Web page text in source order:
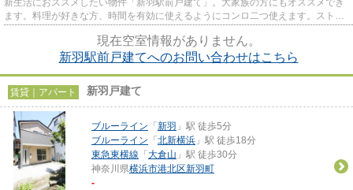
新生活におススメしたい物件「新羽駅前戸建て」。大家族の方にもオススメでき
ます。料理が好きな方、時間を有効に使えるようにコンロ二つ使えます。ストレ
現在空室情報がありません。
新羽駅前戸建てへのお問い合わせはこちら
賃貸｜アパート 新羽戸建て
ブルーライン 「 新羽 」駅 徒歩5分
ブルーライン 「 北新横浜 」駅 徒歩18分
東急東横線 「 大倉山 」駅 徒歩30分
神奈川県横浜市港北区新羽町
-